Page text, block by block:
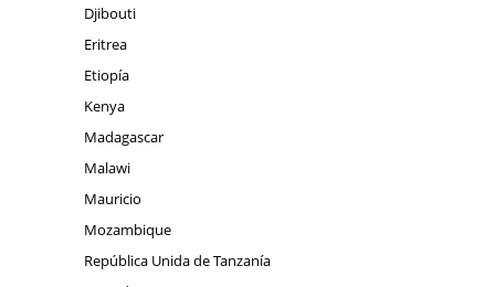
Djibouti
Eritrea
Etiopía
Kenya
Madagascar
Malawi
Mauricio
Mozambique
República Unida de Tanzanía